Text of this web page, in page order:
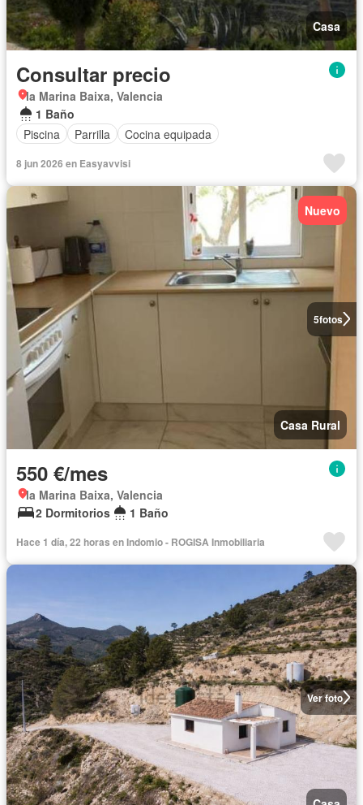
Casa
Consultar precio
la Marina Baixa, Valencia
1 Baño
Piscina
Parrilla Cocina equipada
8 jun 2026 en Easyavvisi
5fotos
Nuevo
Casa Rural
550 €/mes
la Marina Baixa, Valencia
2 Dormitorios
1 Baño
Hace 1 día, 22 horas en Indomio - ROGISA Inmobiliaria
Ver foto